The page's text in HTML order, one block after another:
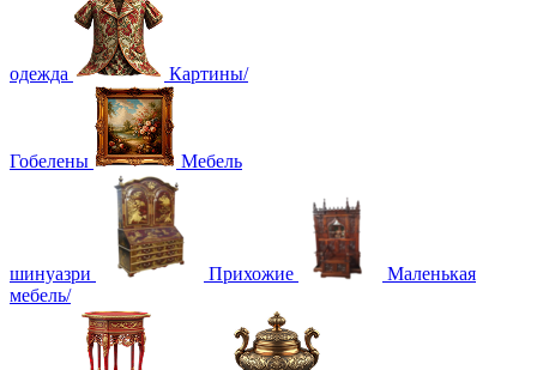
одежда Картины/
Гобелены Мебель
шинуазри Прихожие
Маленькая
мебель/